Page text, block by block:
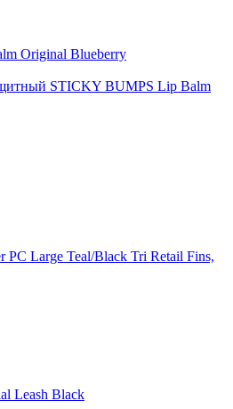
STICKY BUMPS Lip Balm
Large Teal/Black Tri Retail Fins,